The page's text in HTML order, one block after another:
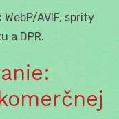
WebP/AVIF, sprity
a DPR.